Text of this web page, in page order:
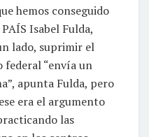
hemos conseguido
Isabel Fulda,
lado, suprimir el
federal “envía un
apunta Fulda, pero
era el argumento
las